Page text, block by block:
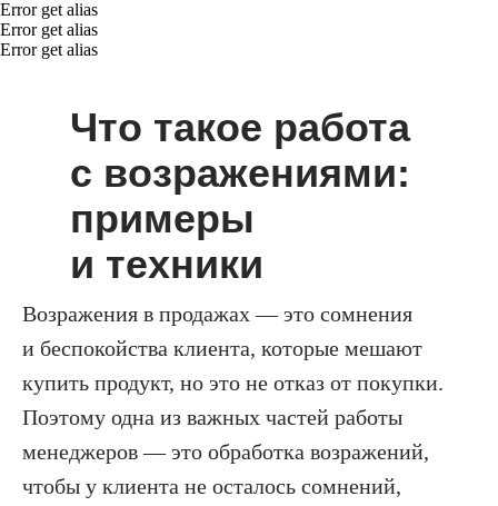
Error get alias
Error get alias
Error get alias
Что такое работа
с возражениями:
примеры
и техники
Возражения в продажах — это сомнения
и беспокойства клиента, которые мешают
купить продукт, но это не отказ от покупки.
Поэтому одна из важных частей работы
менеджеров — это обработка возражений,
чтобы у клиента не осталось сомнений,